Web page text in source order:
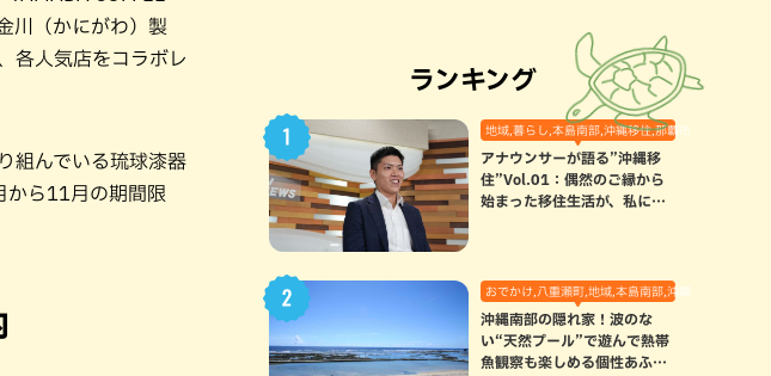
川（かにがわ）製
各人気店をコラボレ
組んでいる琉球漆器
から11月の期間限
ランキング
地域,暮らし,本島南部,沖縄移住,那覇市
アナウンサーが語る”沖縄移
住”Vol.01：偶然のご縁から
始まった移住生活が、私にと
おでかけ,八重瀬町,地域,本島南部,沖縄の海,自然
沖縄南部の隠れ家！波のな
い“天然プール”で遊んで熱帯
魚観察も楽しめる個性あふれ